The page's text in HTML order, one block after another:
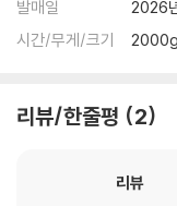
발매일
2026
시간/무게/크기
리뷰/한줄평 2
리뷰